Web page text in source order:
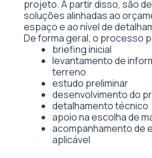
projeto. A partir disso, são
soluções alinhadas ao
espaço e ao nível de
De forma geral, o processo
briefing inicial
levantamento de
terreno
estudo preliminar
desenvolvimento do
detalhamento técnico
apoio na escolha de
acompanhamento de
aplicável